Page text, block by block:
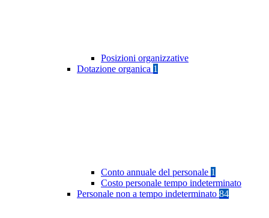
Posizioni organizzative
Dotazione organica 1
Conto annuale del personale 1
Costo personale tempo indeterminato
Personale non a tempo indeterminato 84